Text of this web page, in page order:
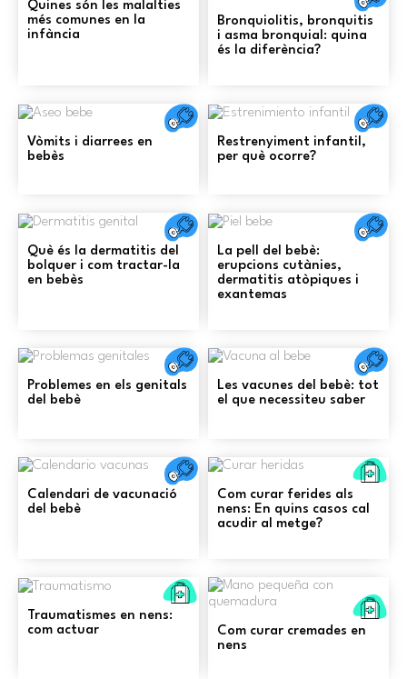
Quines són les malalties
més comunes en la
infància
Bronquiolitis, bronquitis
i asma bronquial: quina
és la diferència?
Salut
Vòmits i diarrees en
bebès
Restrenyiment infantil,
per què ocorre?
Salut
Què és la dermatitis del
bolquer i com tractar-la
en bebès
La pell del bebè:
erupcions cutànies,
dermatitis atòpiques i
exantemas
Salut
Problemes en els genitals
del bebè
Les vacunes del bebè: tot
el que necessiteu saber
Salut
Calendari de vacunació
del bebè
Com curar ferides als
nens: En quins casos cal
acudir al metge?
Primers
auxilis
Traumatismes en nens:
com actuar
Com curar cremades en
nens